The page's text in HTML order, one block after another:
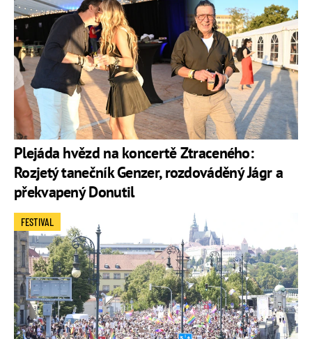
Plejáda hvězd na koncertě Ztraceného:
Rozjetý tanečník Genzer, rozdováděný Jágr a
překvapený Donutil
FESTIVAL